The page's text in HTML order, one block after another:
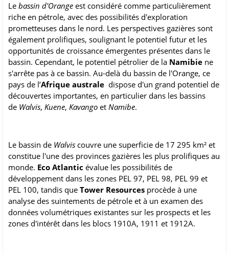
Le bassin d'Orange est considéré comme particulièrement
riche en pétrole, avec des possibilités d'exploration
prometteuses dans le nord. Les perspectives gazières sont
également prolifiques, soulignant le potentiel futur et les
opportunités de croissance émergentes présentes dans le
bassin. Cependant, le potentiel pétrolier de la Namibie ne
s'arrête pas à ce bassin. Au-delà du bassin de l'Orange, ce
pays de l’Afrique australe dispose d'un grand potentiel de
découvertes importantes, en particulier dans les bassins
de Walvis, Kuene, Kavango et Namibe.
Le bassin de Walvis couvre une superficie de 17 295 km² et
constitue l'une des provinces gazières les plus prolifiques au
monde. Eco Atlantic évalue les possibilités de
développement dans les zones PEL 97, PEL 98, PEL 99 et
PEL 100, tandis que Tower Resources procède à une
analyse des suintements de pétrole et à un examen des
données volumétriques existantes sur les prospects et les
zones d'intérêt dans les blocs 1910A, 1911 et 1912A.